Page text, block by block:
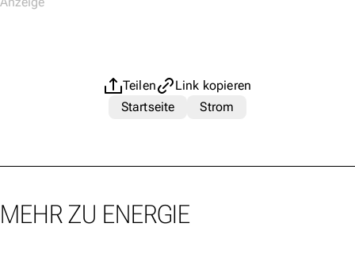
Teilen
Link kopieren
Startseite
Strom
MEHR ZU ENERGIE